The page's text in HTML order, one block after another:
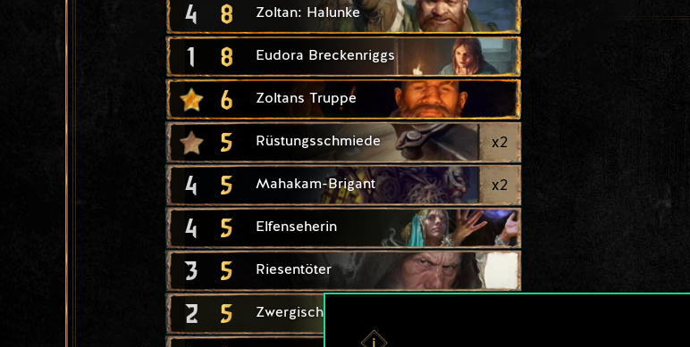
4 8 Zoltan: Halunke
1 8 Eudora Breckenriggs
6 Zoltans Truppe
5 Rüstungsschmiede x2
4 5 Mahakam-Brigant x2
4 5 Elfenseherin
3 5 Riesentöter
2 5 Zwergischer Streitwagen